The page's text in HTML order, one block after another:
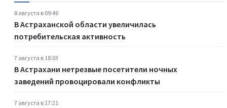
8 августа в 09:46
В Астраханской области увеличилась
потребительская активность
7 августа в 18:03
В Астрахани нетрезвые посетители ночных
заведений провоцировали конфликты
7 августа в 17:21